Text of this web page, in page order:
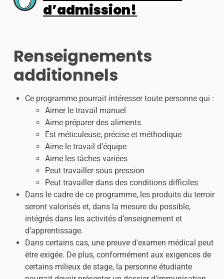
d’admission!
Renseignements
additionnels
Ce programme pourrait intéresser toute personne qui :
Aimer le travail manuel
Aime préparer des aliments
Est méticuleuse, précise et méthodique
Aime le travail d’équipe
Aime les tâches variées
Peut travailler sous pression
Peut travailler dans des conditions difficiles
Dans le cadre de ce programme, les produits du terroir
seront valorisés et, dans la mesure du possible,
intégrés dans les activités d’enseignement et
d’apprentissage.
Dans certains cas, une preuve d'examen médical peut
être exigée. De plus, conformément aux exigences de
certains milieux de stage, la personne étudiante